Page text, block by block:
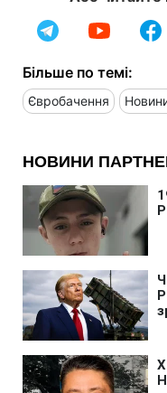
Більше по темі:
Євробачення